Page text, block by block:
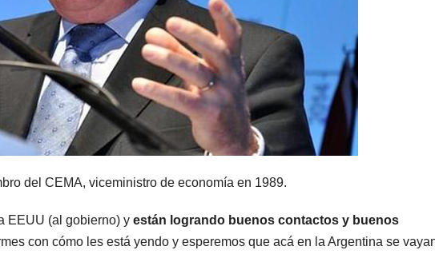
del CEMA, viceministro de economía en 1989.
EEUU (al gobierno) y están logrando buenos contactos y buenos
con cómo les está yendo y esperemos que acá en la Argentina se